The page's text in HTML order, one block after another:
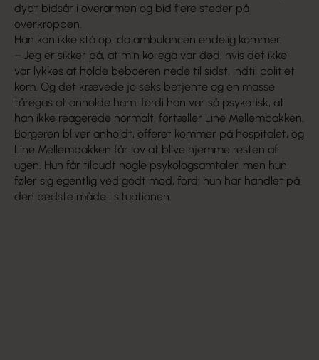
dybt bidsår i overarmen og bid flere steder på
overkroppen.
Han kan ikke stå op, da ambulancen endelig kommer.
– Jeg er sikker på, at min kollega var død, hvis det ikke
var lykkes at holde beboeren nede til sidst, indtil politiet
kom. Og det krævede jo seks betjente og en masse
tåregas at anholde ham, fordi han var så psykotisk, at
han ikke reagerede normalt, fortæller Line Mellembakken.
Borgeren bliver anholdt, offeret kommer på hospitalet, og
Line Mellembakken får lov at blive hjemme resten af
ugen. Hun får tilbudt nogle psykologsamtaler, men hun
føler sig egentlig ved godt mod, fordi hun har handlet på
den bedste måde i situationen.